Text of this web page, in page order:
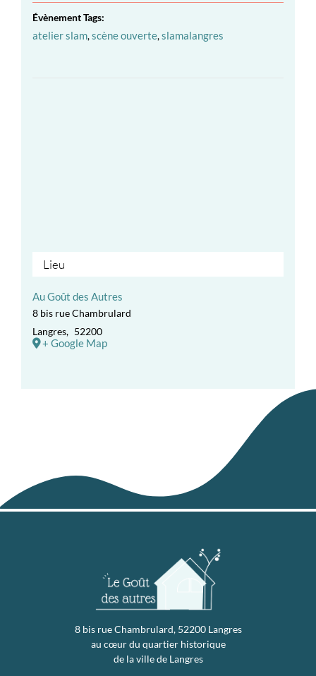
Évènement Tags:
atelier slam,scène ouverte,slamalangres
Lieu
Au Goût des Autres
8 bis rue Chambrulard
Langres, 52200
+ Google Map
8 bis rue Chambrulard, 52200 Langres
au cœur du quartier historique
de la ville de Langres